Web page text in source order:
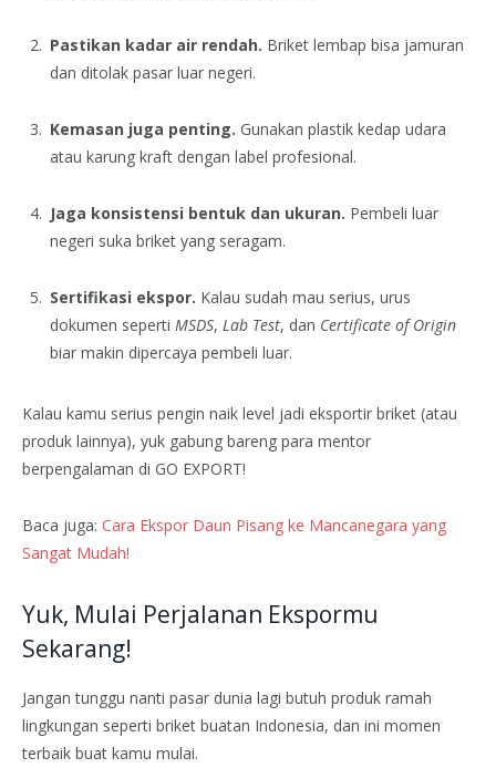
Pastikan kadar air rendah. Briket lembap bisa jamuran
dan ditolak pasar luar negeri.
Kemasan juga penting. Gunakan plastik kedap udara
atau karung kraft dengan label profesional.
Jaga konsistensi bentuk dan ukuran. Pembeli luar
negeri suka briket yang seragam.
Sertifikasi ekspor. Kalau sudah mau serius, urus
dokumen seperti MSDS, Lab Test, dan Certificate of Origin
biar makin dipercaya pembeli luar.
Kalau kamu serius pengin naik level jadi eksportir briket (atau
produk lainnya), yuk gabung bareng para mentor
berpengalaman di GO EXPORT!
Baca juga: Cara Ekspor Daun Pisang ke Mancanegara yang
Sangat Mudah!
Yuk, Mulai Perjalanan Ekspormu
Sekarang!
Jangan tunggu nanti pasar dunia lagi butuh produk ramah
lingkungan seperti briket buatan Indonesia, dan ini momen
terbaik buat kamu mulai.